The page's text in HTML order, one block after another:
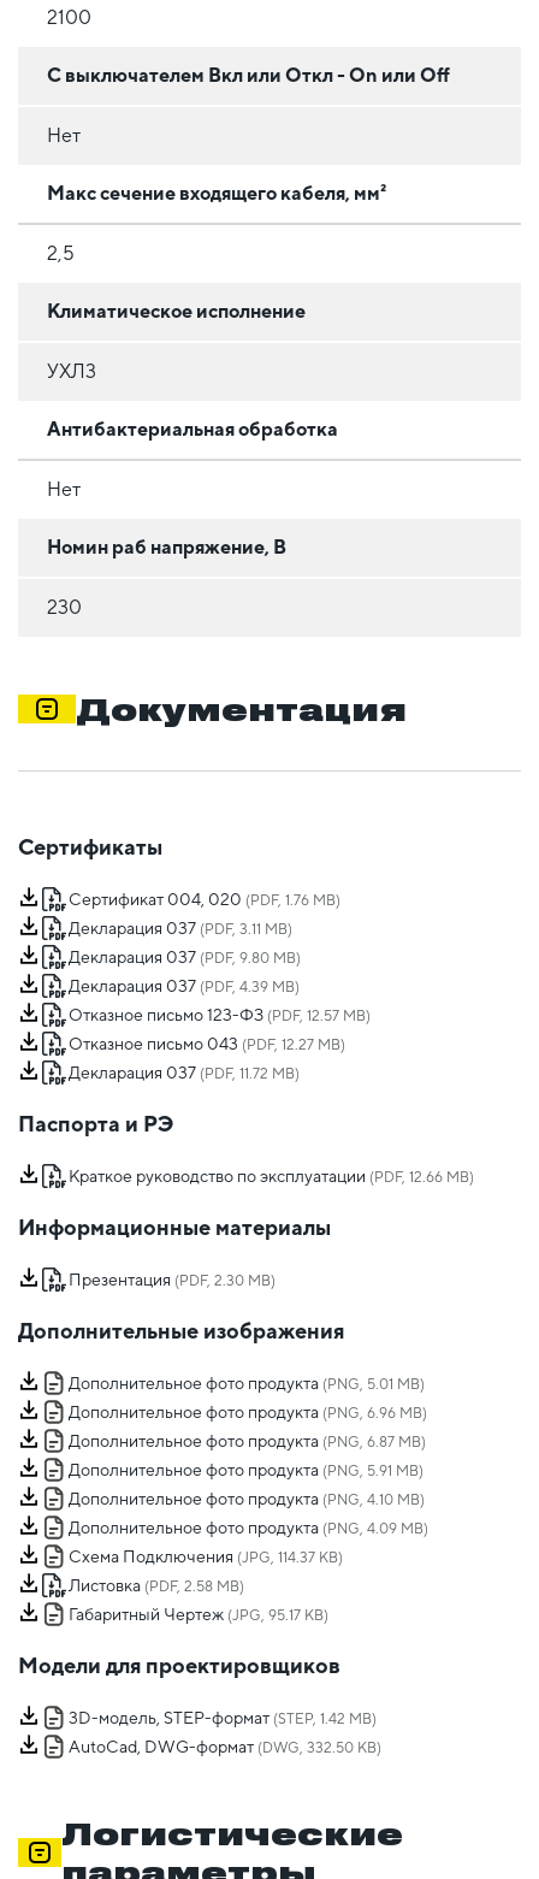
2100
С выключателем Вкл или Откл - On или Off
Нет
Макс сечение входящего кабеля, мм²
2,5
Климатическое исполнение
УХЛ3
Антибактериальная обработка
Нет
Номин раб напряжение, В
230
Документация
Сертификаты
Сертификат 004, 020 (PDF, 1.76 MB)
Декларация 037 (PDF, 3.11 MB)
Декларация 037 (PDF, 9.80 MB)
Декларация 037 (PDF, 4.39 MB)
Отказное письмо 123-ФЗ (PDF, 12.57 MB)
Отказное письмо 043 (PDF, 12.27 MB)
Декларация 037 (PDF, 11.72 MB)
Паспорта и РЭ
Краткое руководство по эксплуатации (PDF, 12.66 MB)
Информационные материалы
Презентация (PDF, 2.30 MB)
Дополнительные изображения
Дополнительное фото продукта (PNG, 5.01 MB)
Дополнительное фото продукта (PNG, 6.96 MB)
Дополнительное фото продукта (PNG, 6.87 MB)
Дополнительное фото продукта (PNG, 5.91 MB)
Дополнительное фото продукта (PNG, 4.10 MB)
Дополнительное фото продукта (PNG, 4.09 MB)
Схема Подключения (JPG, 114.37 KB)
Листовка (PDF, 2.58 MB)
Габаритный Чертеж (JPG, 95.17 KB)
Модели для проектировщиков
3D-модель, STEP-формат (STEP, 1.42 MB)
AutoCad, DWG-формат (DWG, 332.50 KB)
Логистические